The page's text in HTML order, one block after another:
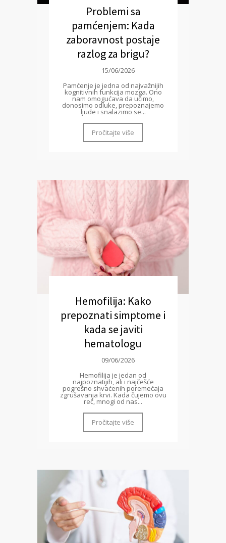
Problemi sa
pamćenjem: Kada
zaboravnost postaje
razlog za brigu?
15/06/2026
Pamćenje je jedna od najvažnijih
kognitivnih funkcija mozga. Ono
nam omogućava da učimo,
donosimo odluke, prepoznajemo
ljude i snalazimo se...
Pročitajte više
Hemofilija: Kako
prepoznati simptome i
kada se javiti
hematologu
09/06/2026
Hemofilija je jedan od
najpoznatijih, ali i najčešće
pogrešno shvaćenih poremećaja
zgrušavanja krvi. Kada čujemo ovu
reč, mnogi od nas...
Pročitajte više